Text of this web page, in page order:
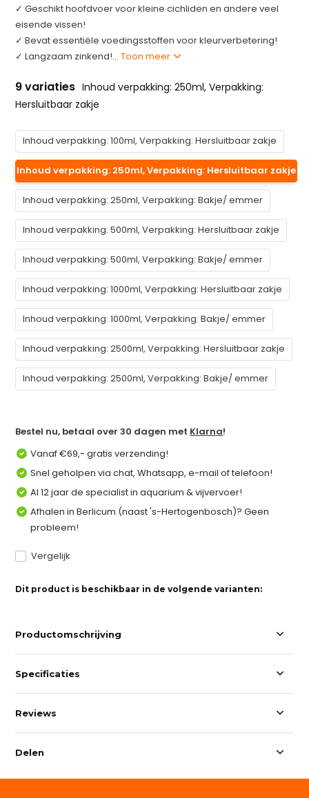
✓ Geschikt hoofdvoer voor kleine cichliden en andere veel
eisende vissen!
✓ Bevat essentiële voedingsstoffen voor kleurverbetering!
✓ Langzaam zinkend!...Toon meer
9 variaties Inhoud verpakking: 250ml, Verpakking:
Hersluitbaar zakje
Inhoud verpakking: 100ml, Verpakking: Hersluitbaar zakje
Inhoud verpakking: 250ml, Verpakking: Hersluitbaar zakje
Inhoud verpakking: 250ml, Verpakking: Bakje/ emmer
Inhoud verpakking: 500ml, Verpakking: Hersluitbaar zakje
Inhoud verpakking: 500ml, Verpakking: Bakje/ emmer
Inhoud verpakking: 1000ml, Verpakking: Hersluitbaar zakje
Inhoud verpakking: 1000ml, Verpakking: Bakje/ emmer
Inhoud verpakking: 2500ml, Verpakking: Hersluitbaar zakje
Inhoud verpakking: 2500ml, Verpakking: Bakje/ emmer
Bestel nu, betaal over 30 dagen met Klarna!
Vanaf €69,- gratis verzending!
Snel geholpen via chat, Whatsapp, e-mail of telefoon!
Al 12 jaar de specialist in aquarium & vijvervoer!
Afhalen in Berlicum (naast 's-Hertogenbosch)? Geen
probleem!
Vergelijk
Dit product is beschikbaar in de volgende varianten:
Productomschrijving
Specificaties
Reviews
Delen